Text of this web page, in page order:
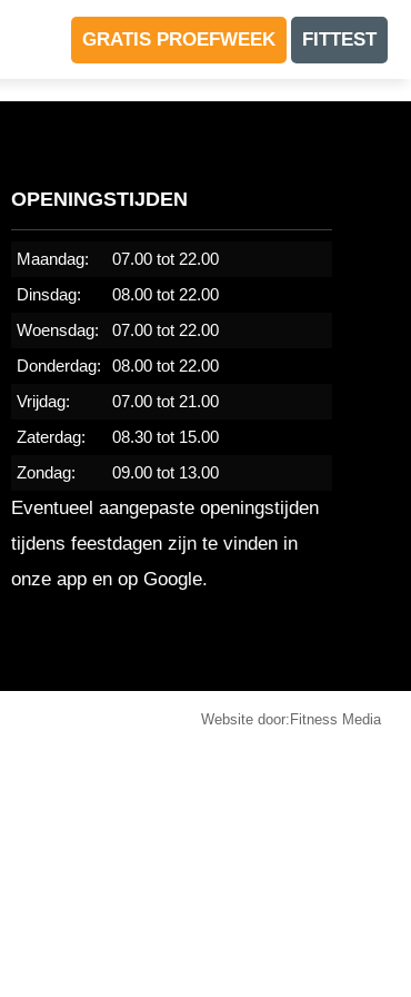
GRATIS PROEFWEEK FITTEST
OPENINGSTIJDEN
Maandag:
07.00 tot 22.00
Dinsdag:
08.00 tot 22.00
Woensdag:
07.00 tot 22.00
Donderdag:
08.00 tot 22.00
Vrijdag:
07.00 tot 21.00
Zaterdag:
08.30 tot 15.00
Zondag:
09.00 tot 13.00
Eventueel aangepaste openingstijden
tijdens feestdagen zijn te vinden in
onze app en op Google.
Website door: Fitness Media